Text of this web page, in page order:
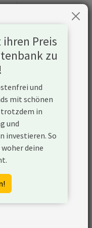
agierendes
Espoo.
Human Rights
Preis
zu
und
mit schönen
in
und
investieren. So
deine